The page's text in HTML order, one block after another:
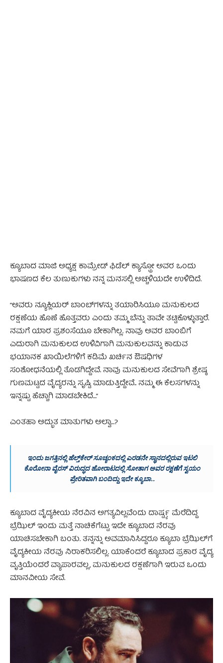
ಕ್ಯೂಬಾದ ಮಾಜಿ ಅಧ್ಯಕ್ಷ ಕಾಮ್ರೇಡ್ ಫಿಡೆಲ್ ಕ್ಯಾಸ್ಟ್ರೋ ಅವರ ಒಂದು
ಭಾಷಣದ ಕೆಲ ತುಣುಕುಗಳು ನನ್ನ‌ ಮನಸಲ್ಲಿ ಅಚ್ಚಳಿಯದೇ ಉಳಿದಿದೆ.
“ಅವರು ನ್ಯೂಕ್ಲಿಯರ್ ಬಾಂಬ್‌ಗಳನ್ನು ತಯಾರಿಸಿಯೂ ಮನುಕುಲದ
ರಕ್ಷಣೆಯ ಹೊಣೆ ಹೊತ್ತವರು ಎಂದು ತಮ್ಮ ಬೆನ್ನು ತಾವೇ ತಟ್ಟಿಕೊಳ್ಳುತ್ತಾರೆ.
ನಮಗೆ ಯಾರ ಪ್ರಶಂಸೆಯೂ ಬೇಕಾಗಿಲ್ಲ. ನಾವು ಅವರ ಬಾಂಬಿಗೆ
ಎದುರಾಗಿ ಮನುಕುಲದ ಉಳಿವಿಗಾಗಿ ಮನುಕುಲವನ್ನು ಕಾಡುವ
ಭಯಾನಕ ಖಾಯಿಲೆಗಳಿಗೆ ಕಡಿಮೆ ಖರ್ಚಿನ ಔಷಧಿಗಳ
ಸಂಶೋಧನೆಯಲ್ಲಿ ತೊಡಗಿದ್ದೇವೆ. ನಾವು ಮನುಕುಲದ ಸೇವೆಗಾಗಿ‌ ಶ್ರೇಷ್ಠ
ಗುಣಮಟ್ಟದ ವೈದ್ಯರನ್ನು ಸೃಷ್ಟಿ ಮಾಡುತ್ತಿದ್ದೇವೆ.. ನಮ್ಮ ಈ ಕೆಲಸಗಳನ್ನು
ಇನ್ನಷ್ಟು ಹೆಚ್ಚಾಗಿ ಮಾಡಬೇಕಿದೆ…”
ಎಂತಹಾ ಅದ್ಭುತ ಮಾತುಗಳು ಅಲ್ವಾ…?
ಇಂದು ಜಗತ್ತಿನಲ್ಲಿ ಹೆಲ್ತ್‌ಕೇರ್ ಸೂಚ್ಯಂಕದಲ್ಲಿ ಎರಡನೇ ಸ್ಥಾನದಲ್ಲಿರುವ ಇಟಲಿ
ಕೊರೋನಾ ವೈರಸ್ ವಿರುದ್ಧದ ಹೋರಾಟದಲ್ಲಿ ಸೋತಾಗ ಅವರ ರಕ್ಷಣೆಗೆ ಸ್ವಯಂ
ಪ್ರೇರಿತವಾಗಿ ಬಂದಿದ್ದು ಇದೇ ಕ್ಯೂಬಾ..
ಕ್ಯೂಬಾದ ವೈದ್ಯಕೀಯ ನೆರವಿನ ಅಗತ್ಯವಿಲ್ಲವೆಂದು‌‌ ದಾರ್ಷ್ಟ್ಯ ಮೆರೆದಿದ್ದ
ಬ್ರೆಝಿಲ್ ಇಂದು ಮತ್ತೆ ನಾಚಿಕೆಗೆಟ್ಟು ಇದೇ ಕ್ಯೂಬಾದ ನೆರವು
ಯಾಚಿಸಬೇಕಾಗಿ ಬಂತು.‌ ತನ್ನನ್ನು ಅವಮಾನಿಸಿದ್ದರೂ‌ ಕ್ಯೂಬಾ ಬ್ರೆಝಿಲ್‌ಗೆ
ವೈದ್ಯಕೀಯ ನೆರವು ನಿರಾಕರಿಸಲಿಲ್ಲ. ಯಾಕೆಂದರೆ ಕ್ಯೂಬಾದ ಪ್ರಕಾರ ವೈದ್ಯ
ವೃತ್ತಿಯೆಂದರೆ ವ್ಯಾಪಾರವಲ್ಲ, ಮನುಕುಲದ ರಕ್ಷಣೆಗಾಗಿ ಇರುವ ಒಂದು
ಮಾನವೀಯ ಸೇವೆ.